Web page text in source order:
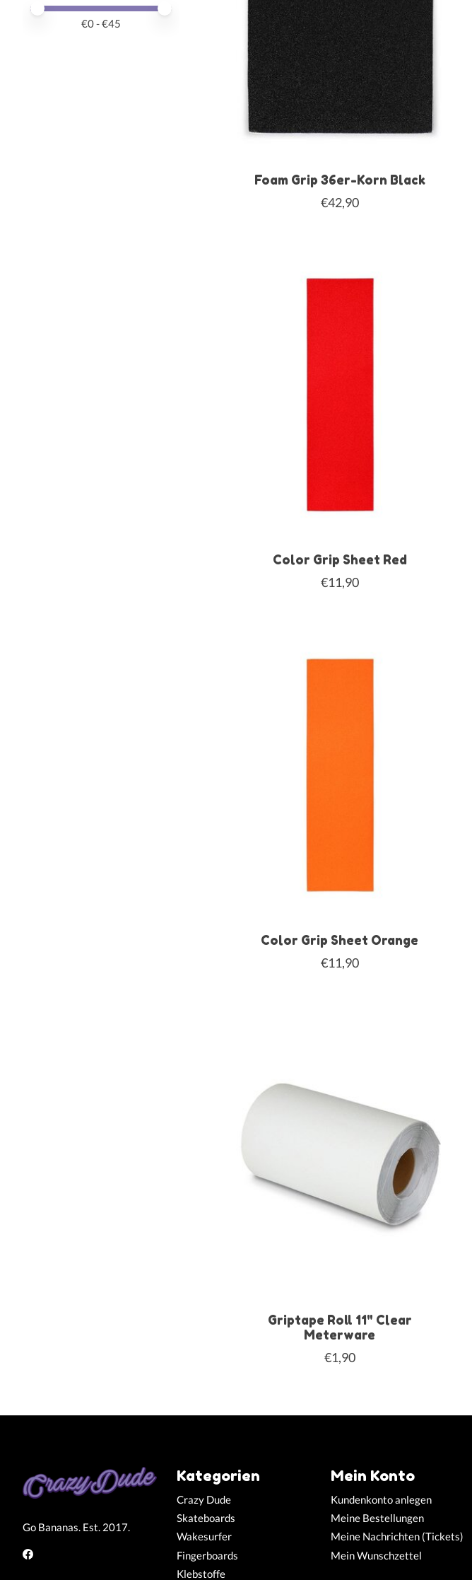
Preis – Mindestwert
Price maximum value
€0- €45
Foam Grip 36er-Korn Black
€42,90
Color Grip Sheet Red
€11,90
Color Grip Sheet Orange
€11,90
Griptape Roll 11" Clear
Meterware
€1,90
Go Bananas. Est. 2017.
Kategorien
Crazy Dude
Skateboards
Wakesurfer
Fingerboards
Klebstoffe
Mein Konto
Kundenkonto anlegen
Meine Bestellungen
Meine Nachrichten (Tickets)
Mein Wunschzettel